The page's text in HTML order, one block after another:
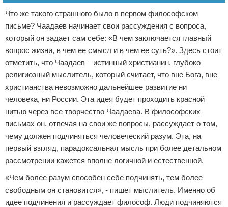
Что же такого страшного было в первом философском
письме? Чаадаев начинает свои рассуждения с вопроса,
который он задает сам себе: «В чем заключается главный
вопрос жизни, в чем ее смысл и в чем ее суть?». Здесь стоит
отметить, что Чаадаев – истинный христианин, глубоко
религиозный мыслитель, который считает, что вне Бога, вне
христианства невозможно дальнейшее развитие ни
человека, ни России. Эта идея будет проходить красной
нитью через все творчество Чаадаева. В философских
письмах он, отвечая на свои же вопросы, рассуждает о том,
чему должен подчиняться человеческий разум. Эта, на
первый взгляд, парадоксальная мысль при более детальном
рассмотрении кажется вполне логичной и естественной.
«Чем более разум способен себе подчинять, тем более
свободным он становится», - пишет мыслитель. Именно об
идее подчинения и рассуждает философ. Люди подчиняются